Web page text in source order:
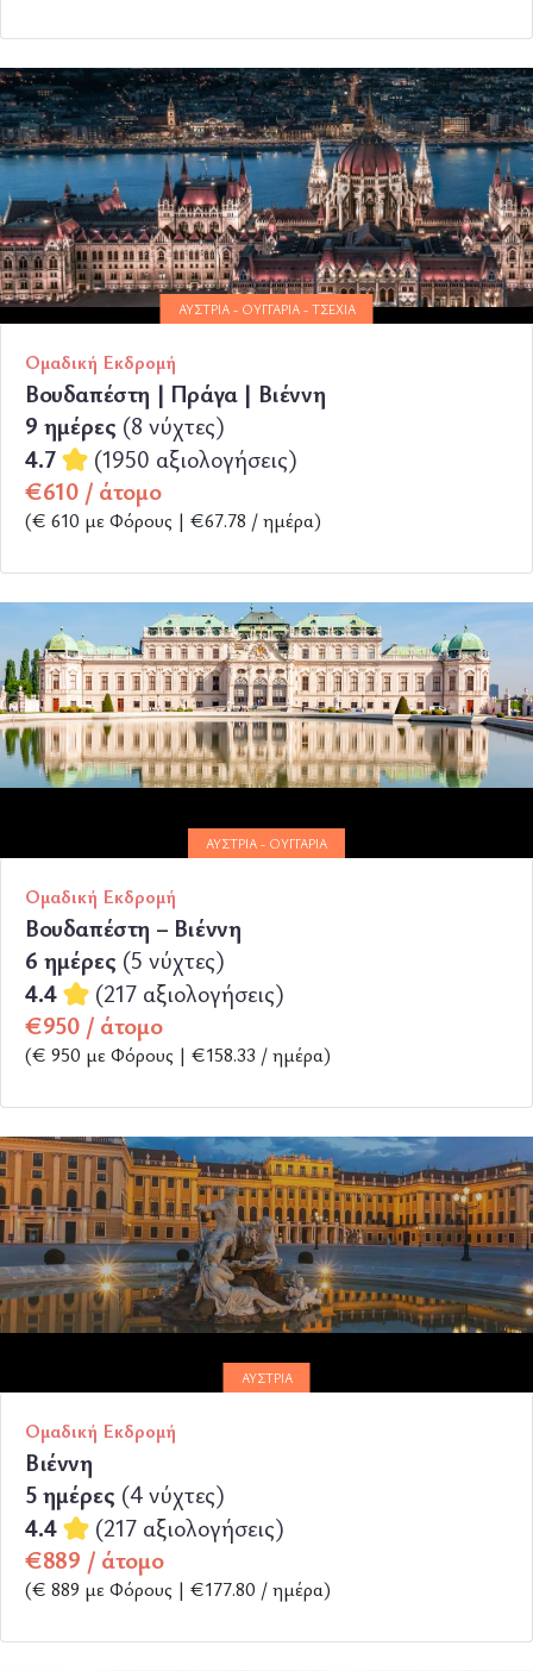
ΠΕΡΙΣΣΟΤΕΡΑ
ΑΥΣΤΡΊΑ - ΟΥΓΓΑΡΊΑ - ΤΣΕΧΊΑ
Ομαδική Εκδρομή
Βουδαπέστη | Πράγα | Βιέννη
9 ημέρες (8 νύχτες)
4.7
(1950 αξιολογήσεις)
€610 / άτομο
(€ 610 με Φόρους | €67.78 / ημέρα)
ΠΕΡΙΣΣΟΤΕΡΑ
ΑΥΣΤΡΊΑ - ΟΥΓΓΑΡΊΑ
Ομαδική Εκδρομή
Βουδαπέστη – Βιέννη
6 ημέρες (5 νύχτες)
4.4
(217 αξιολογήσεις)
€950 / άτομο
(€ 950 με Φόρους | €158.33 / ημέρα)
ΠΕΡΙΣΣΟΤΕΡΑ
ΑΥΣΤΡΊΑ
Ομαδική Εκδρομή
Βιέννη
5 ημέρες (4 νύχτες)
4.4
(217 αξιολογήσεις)
€889 / άτομο
(€ 889 με Φόρους | €177.80 / ημέρα)